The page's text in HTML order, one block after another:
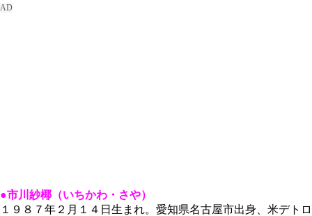
●市川紗椰（いちかわ・さや）
１９８７年２月１４日生まれ。愛知県名古屋市出身、米デトロ